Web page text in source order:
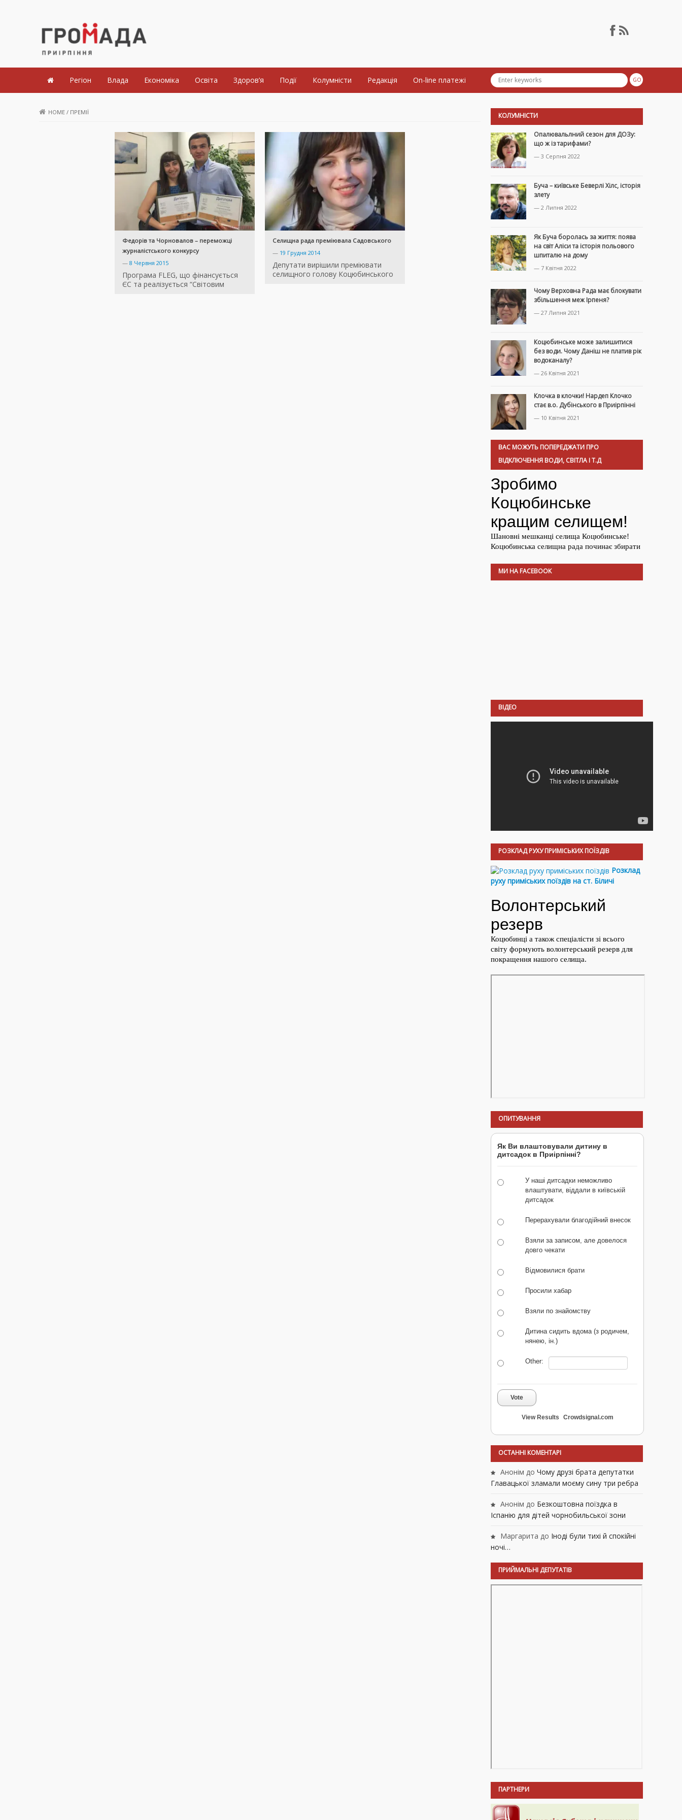
Громада Приірпіння
Регіон Влада Економіка Освіта Здоров’я Події Колумністи Редакція On-line платежі
HOME / ПРЕМІЇ
Федорів та Чорновалов – переможці
журналістського конкурсу
— 8 Червня 2015
Програма FLEG, що фінансується
ЄС та реалізується “Світовим
Селищна рада преміювала Садовського
— 19 Грудня 2014
Депутати вирішили преміювати
селищного голову Коцюбинського
КОЛУМНІСТИ
Опалювальлний сезон для ДОЗу:
що ж із тарифами?
— 3 Серпня 2022
Буча – київське Беверлі Хілс, історія
злету
— 2 Липня 2022
Як Буча боролась за життя: поява
на світ Аліси та історія польового
шпиталю на дому
— 7 Квітня 2022
Чому Верховна Рада має блокувати
збільшення меж Ірпеня?
— 27 Липня 2021
Коцюбинське може залишитися
без води. Чому Даніш не платив рік
водоканалу?
— 26 Квітня 2021
Клочка в клочки! Нардеп Клочко
стає в.о. Дубінського в Приірпінні
— 10 Квітня 2021
ВАС МОЖУТЬ ПОПЕРЕДЖАТИ ПРО
ВІДКЛЮЧЕННЯ ВОДИ, СВІТЛА І Т.Д
МИ НА FACEBOOK
ВІДЕО
РОЗКЛАД РУХУ ПРИМІСЬКИХ ПОЇЗДІВ
Розклад
руху приміських поїздів на ст. Біличі
ОПИТУВАННЯ
Як Ви влаштовували дитину в
дитсадок в Приірпінні?
У наші дитсадки неможливо
влаштувати, віддали в київській
дитсадок
Перерахували благодійний внесок
Взяли за записом, але довелося
довго чекати
Відмовилися брати
Просили хабар
Взяли по знайомству
Дитина сидить вдома (з родичем,
нянею, ін.)
Other:
Vote
View Results Crowdsignal.com
ОСТАННІ КОМЕНТАРІ
Анонім до Чому друзі брата депутатки
Главацької зламали моєму сину три ребра
Анонім до Безкоштовна поїздка в
Іспанію для дітей чорнобильської зони
Маргарита до Іноді були тихі й спокійні
ночі…
ПРИЙМАЛЬНІ ДЕПУТАТІВ
ПАРТНЕРИ